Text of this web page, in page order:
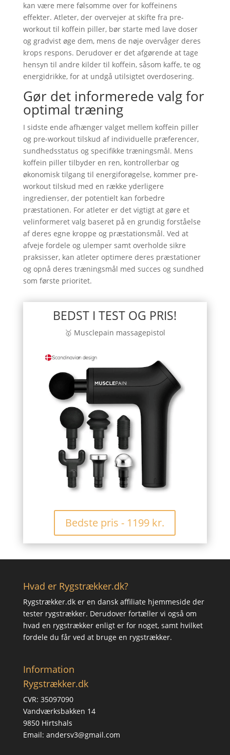
kan være mere følsomme over for koffeinens
effekter. Atleter, der overvejer at skifte fra pre-
workout til koffein piller, bør starte med lave doser
og gradvist øge dem, mens de nøje overvåger deres
krops respons. Derudover er det afgørende at tage
hensyn til andre kilder til koffein, såsom kaffe, te og
energidrikke, for at undgå utilsigtet overdosering.
Gør det informerede valg for
optimal træning
I sidste ende afhænger valget mellem koffein piller
og pre-workout tilskud af individuelle præferencer,
sundhedsstatus og specifikke træningsmål. Mens
koffein piller tilbyder en ren, kontrollerbar og
økonomisk tilgang til energiforøgelse, kommer pre-
workout tilskud med en række yderligere
ingredienser, der potentielt kan forbedre
præstationen. For atleter er det vigtigt at gøre et
velinformeret valg baseret på en grundig forståelse
af deres egne kroppe og præstationsmål. Ved at
afveje fordele og ulemper samt overholde sikre
praksisser, kan atleter optimere deres præstationer
og opnå deres træningsmål med succes og sundhed
som første prioritet.
BEDST I TEST OG PRIS!
🥇 Musclepain massagepistol
Bedste pris - 1199 kr.
Hvad er Rygstrækker.dk?
Rygstrækker.dk er en dansk affiliate hjemmeside der
tester rygstrækker. Derudover fortæller vi også om
hvad en rygstrækker enligt er for noget, samt hvilket
fordele du får ved at bruge en rygstrækker.
Information
Rygstrækker.dk
CVR: 35097090
Vandværksbakken 14
9850 Hirtshals
Email: andersv3@gmail.com